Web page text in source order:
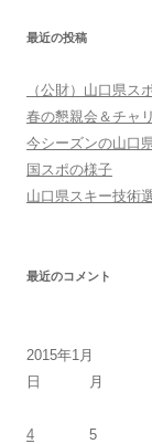
ョ
ン
最近の投稿
（公財）山口県ス
春の懇親会＆チャ
今シーズンの山口
国スポの様子
山口県スキー技術
最近のコメント
2015年1月
日
月
4
5